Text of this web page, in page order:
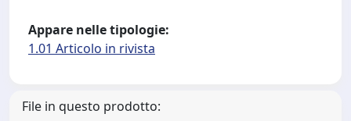
Appare nelle tipologie:
1.01 Articolo in rivista
File in questo prodotto: